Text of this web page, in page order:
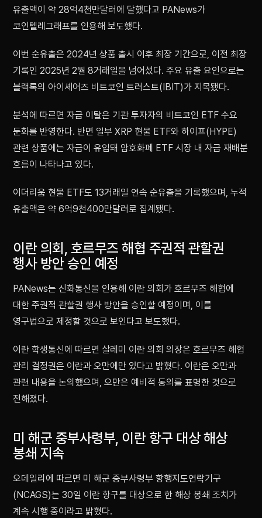
유출액이 약 28억4천만달러에 달했다고 PANews가
코인텔레그래프를 인용해 보도했다.
이번 순유출은 2024년 상품 출시 이후 최장 기간으로, 이전 최장
기록인 2025년 2월 8거래일을 넘어섰다. 주요 유출 요인으로는
블랙록의 아이셰어즈 비트코인 트러스트(IBIT)가 지목됐다.
분석에 따르면 자금 이탈은 기관 투자자의 비트코인 ETF 수요
둔화를 반영한다. 반면 일부 XRP 현물 ETF와 하이프(HYPE)
관련 상품에는 자금이 유입돼 암호화폐 ETF 시장 내 자금 재배분
흐름이 나타나고 있다.
이더리움 현물 ETF도 13거래일 연속 순유출을 기록했으며, 누적
유출액은 약 6억9천400만달러로 집계됐다.
이란 의회, 호르무즈 해협 주권적 관할권
행사 방안 승인 예정
PANews는 신화통신을 인용해 이란 의회가 호르무즈 해협에
대한 주권적 관할권 행사 방안을 승인할 예정이며, 이를
영구법으로 제정할 것으로 보인다고 보도했다.
이란 학생통신에 따르면 살레미 이란 의회 의장은 호르무즈 해협
관리 결정권은 이란과 오만에만 있다고 밝혔다. 이란은 오만과
관련 내용을 논의했으며, 오만은 예비적 동의를 표명한 것으로
전해졌다.
미 해군 중부사령부, 이란 항구 대상 해상
봉쇄 지속
오데일리에 따르면 미 해군 중부사령부 항행지도연락기구
(NCAGS)는 30일 이란 항구를 대상으로 한 해상 봉쇄 조치가
계속 시행 중이라고 밝혔다.